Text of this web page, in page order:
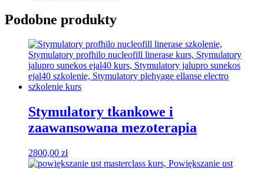
Podobne produkty
Stymulatory tkankowe i
zaawansowana mezoterapia
2800,00 zł